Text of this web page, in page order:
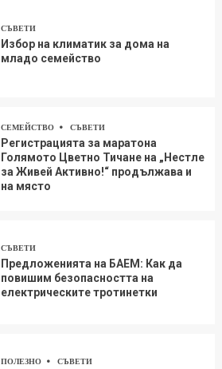
СЪВЕТИ
Избор на климатик за дома на
младо семейство
СЕМЕЙСТВО СЪВЕТИ
Регистрацията за маратона
Голямото Цветно Тичане на „Нестле
за Живей Aктивно!“ продължава и
на място
СЪВЕТИ
Предложенията на БАЕМ: Как да
повишим безопасността на
електрическите тротинетки
ПОЛЕЗНО СЪВЕТИ